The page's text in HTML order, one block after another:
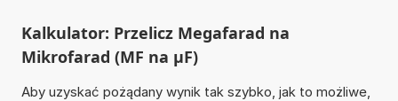
Kalkulator: Przelicz Megafarad na
Mikrofarad (MF na µF)
Aby uzyskać pożądany wynik tak szybko, jak to możliwe,